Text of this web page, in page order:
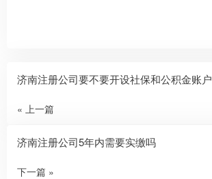
济南注册公司要不要开设社保和公积金账户
« 上一篇
济南注册公司5年内需要实缴吗
下一篇 »